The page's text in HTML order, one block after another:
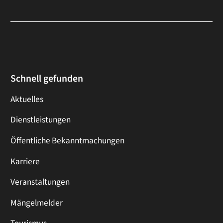
Schnell gefunden
Aktuelles
Dienstleistungen
Öffentliche Bekanntmachungen
Karriere
Veranstaltungen
Mängelmelder